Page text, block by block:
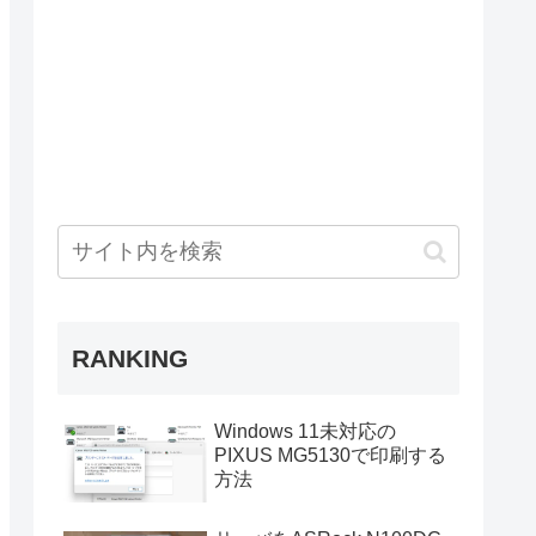
RANKING
Windows 11未対応の
PIXUS MG5130で印刷する
方法